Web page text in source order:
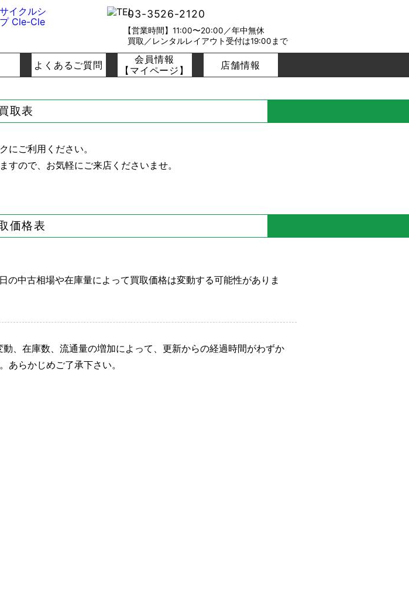
03-3526-2120
【営業時間】11:00〜20:00／年中無休
買取／レンタルレイアウト受付は19:00まで
よくあるご質問
会員情報
【マイページ】
店舗情報
取表
にご利用ください。
すので、お気軽にご来店くださいませ。
価格表
中古相場や在庫量によって買取価格は変動する可能性がありま
、在庫数、流通量の増加によって、更新からの経過時間がわずか
あらかじめご了承下さい。